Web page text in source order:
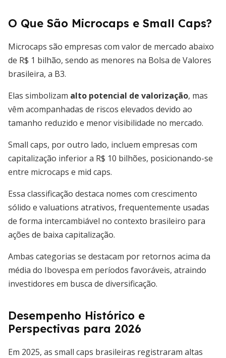
O Que São Microcaps e Small Caps?
Microcaps são empresas com valor de mercado abaixo
de R$ 1 bilhão, sendo as menores na Bolsa de Valores
brasileira, a B3.
Elas simbolizam alto potencial de valorização, mas
vêm acompanhadas de riscos elevados devido ao
tamanho reduzido e menor visibilidade no mercado.
Small caps, por outro lado, incluem empresas com
capitalização inferior a R$ 10 bilhões, posicionando-se
entre microcaps e mid caps.
Essa classificação destaca nomes com crescimento
sólido e valuations atrativos, frequentemente usadas
de forma intercambiável no contexto brasileiro para
ações de baixa capitalização.
Ambas categorias se destacam por retornos acima da
média do Ibovespa em períodos favoráveis, atraindo
investidores em busca de diversificação.
Desempenho Histórico e
Perspectivas para 2026
Em 2025, as small caps brasileiras registraram altas